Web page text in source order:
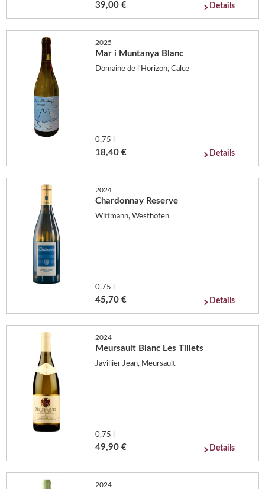
39,00 € Details
2025
Mar i Muntanya Blanc
Domaine de l'Horizon, Calce
0,75 l
18,40 € Details
2024
Chardonnay Reserve
Wittmann, Westhofen
0,75 l
45,70 € Details
2024
Meursault Blanc Les Tillets
Javillier Jean, Meursault
0,75 l
49,90 € Details
2024